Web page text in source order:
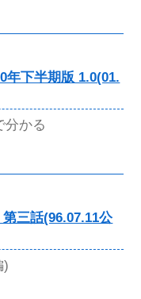
年下半期版 1.0(01.
分かる
三話(96.07.11公
)